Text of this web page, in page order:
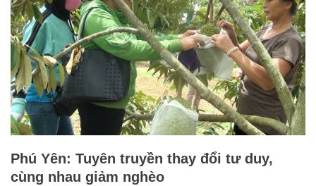
Phú Yên: Tuyên truyền thay đổi tư duy,
cùng nhau giảm nghèo